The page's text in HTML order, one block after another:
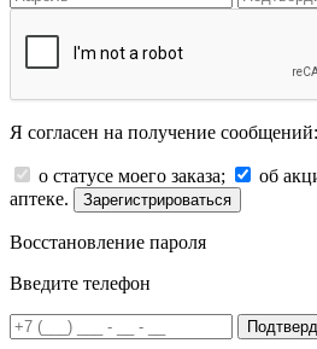
Я согласен на получение сообщений:
о статусе моего заказа;
об
аптеке.
Зарегистрироваться
Восстановление пароля
Введите телефон